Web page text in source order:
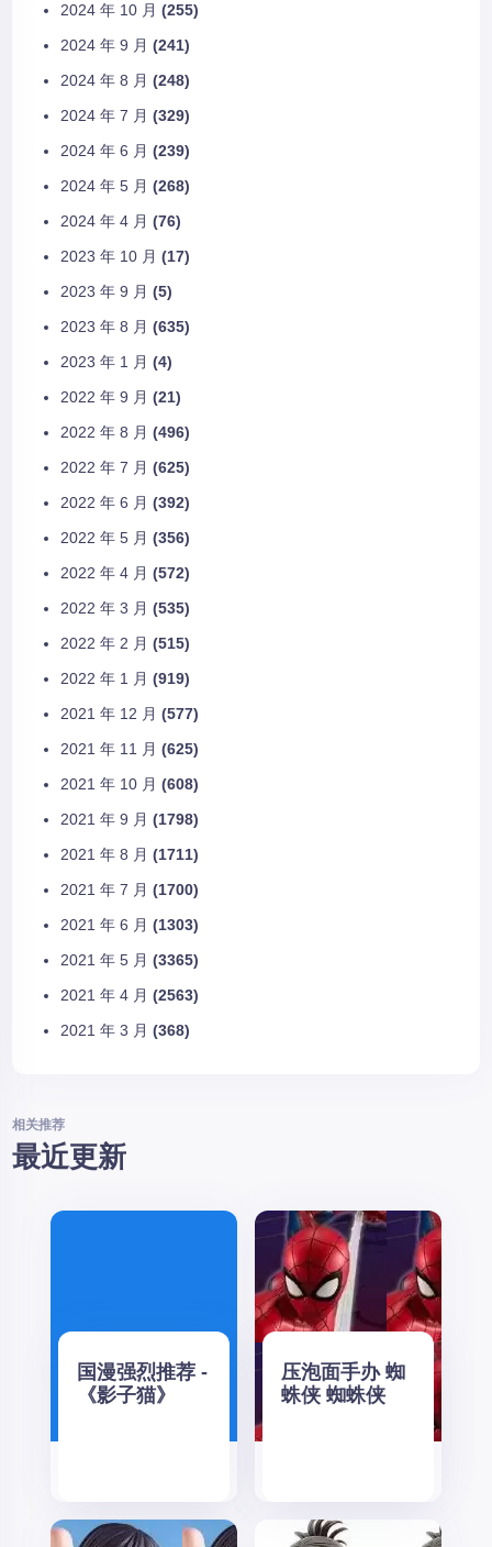
2024 年 10 月 (255)
2024 年 9 月 (241)
2024 年 8 月 (248)
2024 年 7 月 (329)
2024 年 6 月 (239)
2024 年 5 月 (268)
2024 年 4 月 (76)
2023 年 10 月 (17)
2023 年 9 月 (5)
2023 年 8 月 (635)
2023 年 1 月 (4)
2022 年 9 月 (21)
2022 年 8 月 (496)
2022 年 7 月 (625)
2022 年 6 月 (392)
2022 年 5 月 (356)
2022 年 4 月 (572)
2022 年 3 月 (535)
2022 年 2 月 (515)
2022 年 1 月 (919)
2021 年 12 月 (577)
2021 年 11 月 (625)
2021 年 10 月 (608)
2021 年 9 月 (1798)
2021 年 8 月 (1711)
2021 年 7 月 (1700)
2021 年 6 月 (1303)
2021 年 5 月 (3365)
2021 年 4 月 (2563)
2021 年 3 月 (368)
相关推荐
最近更新
国漫强烈推荐 -
《影子猫》
压泡面手办 蜘
蛛侠 蜘蛛侠